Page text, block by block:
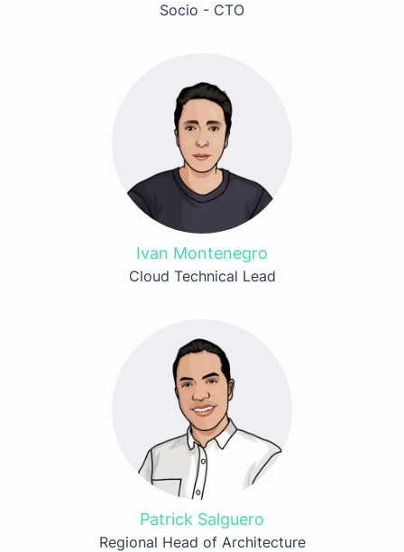
Socio - CTO
Ivan Montenegro
Cloud Technical Lead
Patrick Salguero
Regional Head of Architecture